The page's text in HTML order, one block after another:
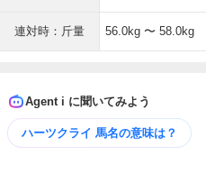
連対時：斤量 56.0kg 〜 58.0kg
Agent i に聞いてみよう
ハーツクライ 馬名の意味は？